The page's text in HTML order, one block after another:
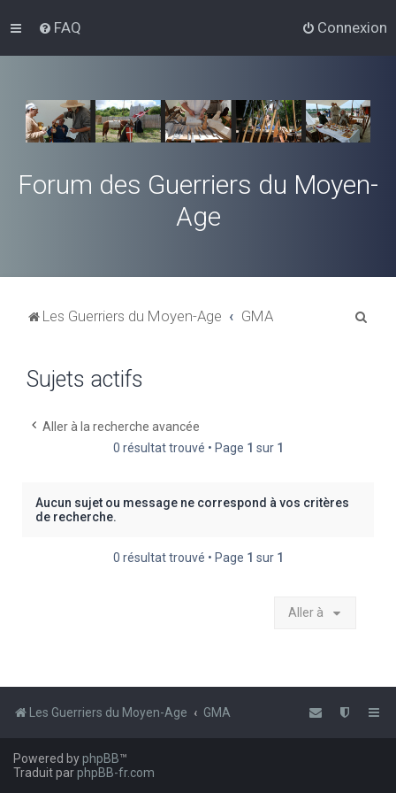
FAQ Connexion
Forum des Guerriers du Moyen-
Age
Les Guerriers du Moyen-Age GMA
Sujets actifs
Aller à la recherche avancée
0 résultat trouvé • Page 1 sur 1
Aucun sujet ou message ne correspond à vos critères
de recherche.
0 résultat trouvé • Page 1 sur 1
Aller à
Les Guerriers du Moyen-Age GMA
Powered byphpBB™
Traduit parphpBB-fr.com